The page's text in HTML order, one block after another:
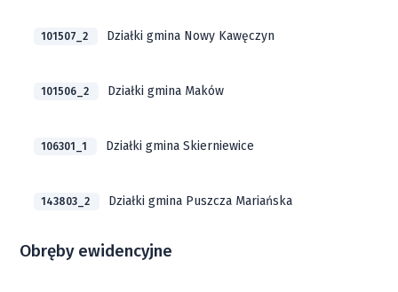
101507_2 Działki gmina Nowy Kawęczyn
101506_2 Działki gmina Maków
106301_1 Działki gmina Skierniewice
143803_2 Działki gmina Puszcza Mariańska
Obręby ewidencyjne